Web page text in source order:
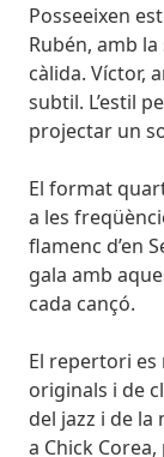
Posseeixen
Rubén, amb
càlida. Víctor,
subtil. L’estil
projectar un
El format
a les
flamenc d’en
gala amb
cada cançó.
El repertori es
originals i de
del jazz i de la
a Chick